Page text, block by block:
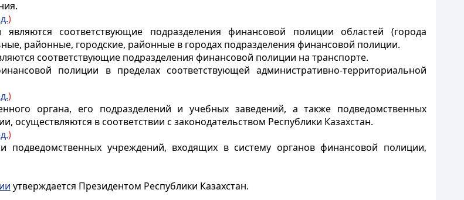
)
соответствующие подразделения финансовой полиции областей (города
районные, городские, районные в городах подразделения финансовой полиции.
соответствующие подразделения финансовой полиции на транспорте.
полиции в пределах соответствующей административно-территориальной
)
органа, его подразделений и учебных заведений, а также подведомственных
осуществляются в соответствии с законодательством Республики Казахстан.
)
подведомственных учреждений, входящих в систему органовфинансовой полиции,
утверждается Президентом Республики Казахстан.